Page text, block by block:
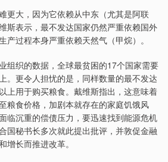
大，因为它依赖从中东（尤其是阿联
斯表示，最不发达国家仍然严重依赖国外
产过程本身严重依赖天然气（甲烷）。
织的数据，全球最贫困的17个国家需要
。更令人担忧的是，同样数量的最不发达
上用于购买粮食。戴维斯指出，这意味着
粮食价格，加剧本就存在的家庭饥饿风
临沉重的偿债压力，要迅速找到能源危机
国秘书长多次就此提出批评，并敦促金融
增长而推进改革。